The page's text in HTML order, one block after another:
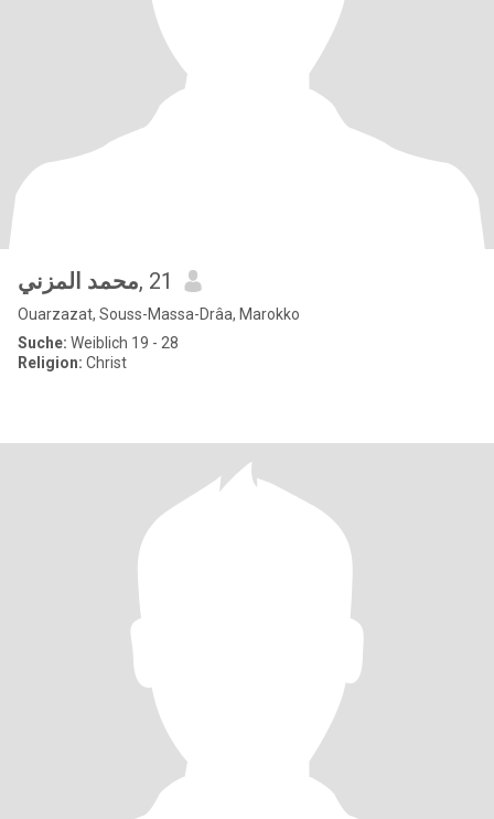
محمد المزني, 21
Ouarzazat, Souss-Massa-Drâa, Marokko
Suche: Weiblich 19 - 28
Religion: Christ